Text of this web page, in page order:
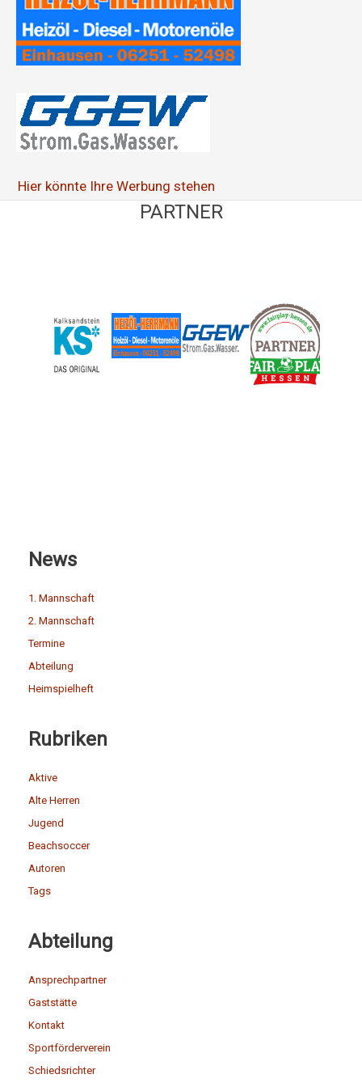
Hier könnte Ihre Werbung stehen
PARTNER
News
1. Mannschaft
2. Mannschaft
Termine
Abteilung
Heimspielheft
Rubriken
Aktive
Alte Herren
Jugend
Beachsoccer
Autoren
Tags
Abteilung
Ansprechpartner
Gaststätte
Kontakt
Sportförderverein
Schiedsrichter